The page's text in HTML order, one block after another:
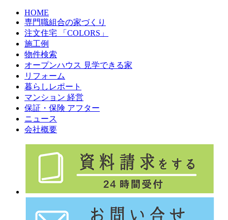
HOME
専門職組合の家づくり
注文住宅 「COLORS」
施工例
物件検索
オープンハウス 見学できる家
リフォーム
暮らしレポート
マンション 経営
保証・保険 アフター
ニュース
会社概要